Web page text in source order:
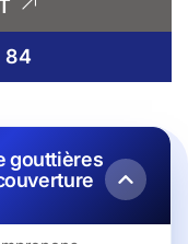
84
gouttières